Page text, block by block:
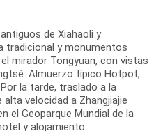
de Xiahaoli y
tradicional y monumentos
mirador Tongyuan, con vistas
Almuerzo típico Hotpot,
la tarde, traslado a la
velocidad a Zhangjiajie
el Geoparque Mundial de la